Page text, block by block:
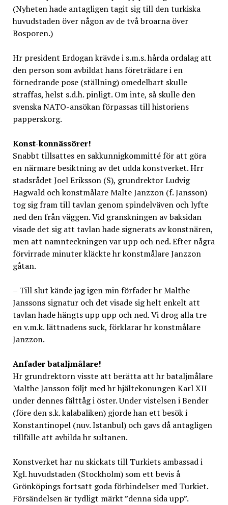
(Nyheten hade antagligen tagit sig till den turkiska
huvudstaden över någon av de två broarna över
Bosporen.)
Hr president Erdogan krävde i s.m.s. hårda ordalag att
den person som avbildat hans företrädare i en
förnedrande pose (ställning) omedelbart skulle
straffas, helst s.d.h. pinligt. Om inte, så skulle den
svenska NATO-ansökan förpassas till historiens
papperskorg.
Konst-konnässörer!
Snabbt tillsattes en sakkunnigkommitté för att göra
en närmare besiktning av det udda konstverket. Hrr
stadsrådet Joel Eriksson (S), grundrektor Ludvig
Hagwald och konstmålare Malte Janzzon (f. Jansson)
tog sig fram till tavlan genom spindelväven och lyfte
ned den från väggen. Vid granskningen av baksidan
visade det sig att tavlan hade signerats av konstnären,
men att namnteckningen var upp och ned. Efter några
förvirrade minuter kläckte hr konstmålare Janzzon
gåtan.
– Till slut kände jag igen min förfader hr Malthe
Janssons signatur och det visade sig helt enkelt att
tavlan hade hängts upp upp och ned. Vi drog alla tre
en v.m.k. lättnadens suck, förklarar hr konstmålare
Janzzon.
Anfader bataljmålare!
Hr grundrektorn visste att berätta att hr bataljmålare
Malthe Jansson följt med hr hjältekonungen Karl XII
under dennes fälttåg i öster. Under vistelsen i Bender
(före den s.k. kalabaliken) gjorde han ett besök i
Konstantinopel (nuv. Istanbul) och gavs då antagligen
tillfälle att avbilda hr sultanen.
Konstverket har nu skickats till Turkiets ambassad i
Kgl. huvudstaden (Stockholm) som ett bevis å
Grönköpings fortsatt goda förbindelser med Turkiet.
Försändelsen är tydligt märkt ”denna sida upp”.